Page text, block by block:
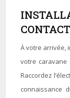
À votre arrivée,
votre caravane
Raccordez
connaissance